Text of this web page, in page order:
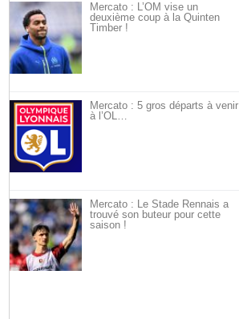
Mercato : L’OM vise un
deuxième coup à la Quinten
Timber !
Mercato : 5 gros départs à venir
à l’OL…
Mercato : Le Stade Rennais a
trouvé son buteur pour cette
saison !